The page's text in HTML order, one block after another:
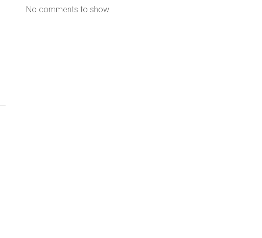
No comments to show.